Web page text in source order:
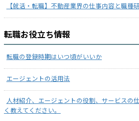
【就活・転職】不動産業界の仕事内容と職種
転職お役立ち情報
転職の登録時期はいつ頃がいいか
エージェントの活用法
人材紹介、エージェントの役割、サービスの
く教えてください。